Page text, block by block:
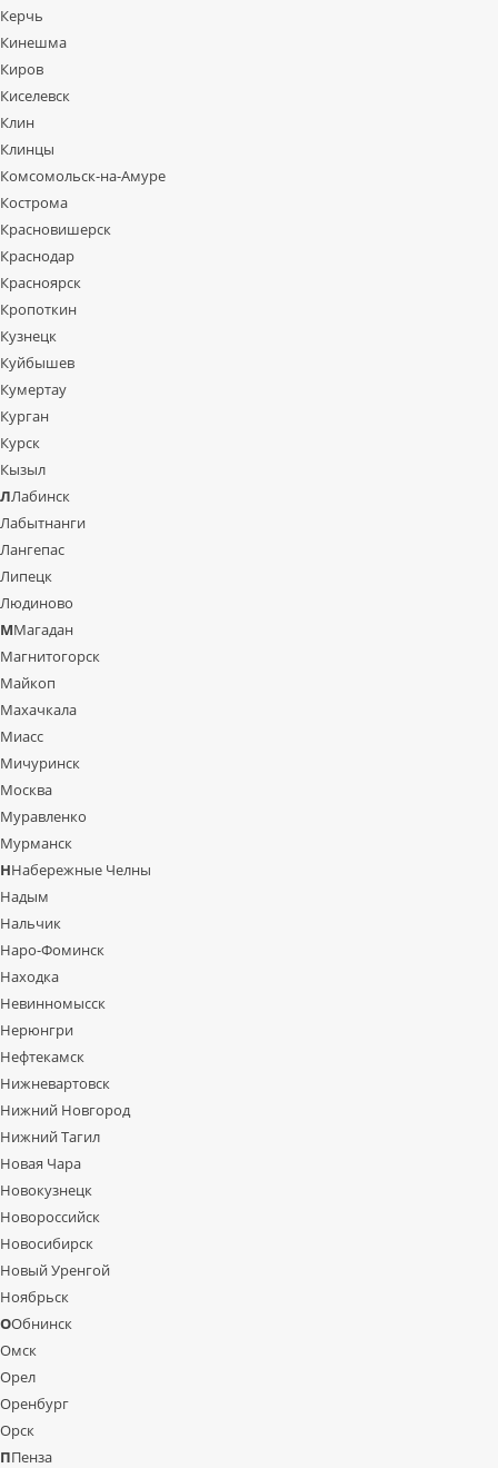
Керчь
Кинешма
Киров
Киселевск
Клин
Клинцы
Комсомольск-на-Амуре
Кострома
Красновишерск
Краснодар
Красноярск
Кропоткин
Кузнецк
Куйбышев
Кумертау
Курган
Курск
Кызыл
ЛЛабинск
Лабытнанги
Лангепас
Липецк
Людиново
ММагадан
Магнитогорск
Майкоп
Махачкала
Миасс
Мичуринск
Москва
Муравленко
Мурманск
ННабережные Челны
Надым
Нальчик
Наро-Фоминск
Находка
Невинномысск
Нерюнгри
Нефтекамск
Нижневартовск
Нижний Новгород
Нижний Тагил
Новая Чара
Новокузнецк
Новороссийск
Новосибирск
Новый Уренгой
Ноябрьск
ООбнинск
Омск
Орел
Оренбург
Орск
ППенза